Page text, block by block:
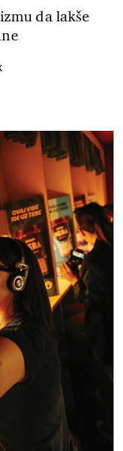
da lakše